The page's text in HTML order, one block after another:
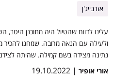
אזרבייג'ן
עלינו לדווח שהטיול היה מתוכנן היטב,
ולעילה עם הנאה מרובה. שמחנו להכיר
נתינה מצידה בשם קמילה. שהיתה
אורי אופיר | 19.10.2022